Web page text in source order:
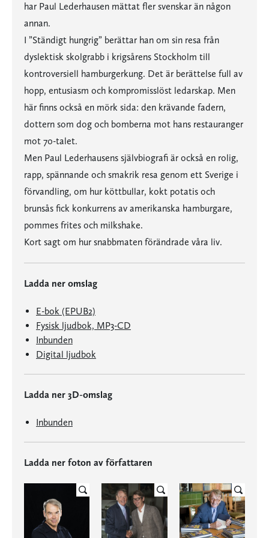
har Paul Lederhausen mättat fler svenskar än någon
annan.
I ”Ständigt hungrig” berättar han om sin resa från
dyslektisk skolgrabb i krigsårens Stockholm till
kontroversiell hamburgerkung. Det är berättelse full av
hopp, entusiasm och kompromisslöst ledarskap. Men
här finns också en mörk sida: den krävande fadern,
dottern som dog och bomberna mot hans restauranger
mot 70-talet.
Men Paul Lederhausens självbiografi är också en rolig,
rapp, spännande och smakrik resa genom ett Sverige i
förvandling, om hur köttbullar, kokt potatis och
brunsås fick konkurrens av amerikanska hamburgare,
pommes frites och milkshake.
Kort sagt om hur snabbmaten förändrade våra liv.
Ladda ner omslag
E-bok (EPUB2)
Fysisk ljudbok, MP3-CD
Inbunden
Digital ljudbok
Ladda ner 3D-omslag
Inbunden
Ladda ner foton av författaren